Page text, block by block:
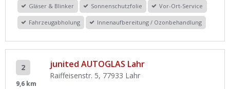
Gläser & Blinker Sonnenschutzfolie Vor-Ort-Service
Fahrzeugabholung Innenaufbereitung / Ozonbehandlung
2
9,6 km
junited AUTOGLAS Lahr
Raiffeisenstr. 5, 77933 Lahr